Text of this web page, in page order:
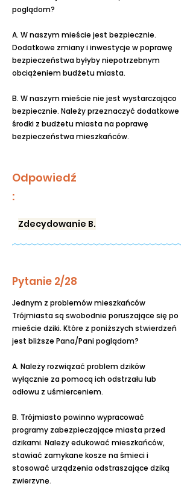
poglądom?
A. W naszym mieście jest bezpiecznie.
Dodatkowe zmiany i inwestycje w poprawę
bezpieczeństwa byłyby niepotrzebnym
obciążeniem budżetu miasta.
B. W naszym mieście nie jest wystarczająco
bezpiecznie. Należy przeznaczyć dodatkowe
środki z budżetu miasta na poprawę
bezpieczeństwa mieszkańców.
Odpowiedź
:
Zdecydowanie B.
Pytanie 2/28
Jednym z problemów mieszkańców
Trójmiasta są swobodnie poruszające się po
mieście dziki. Które z poniższych stwierdzeń
jest bliższe Pana/Pani poglądom?
A. Należy rozwiązać problem dzików
wyłącznie za pomocą ich odstrzału lub
odłowu z uśmierceniem.
B. Trójmiasto powinno wypracować
programy zabezpieczające miasta przed
dzikami. Należy edukować mieszkańców,
stawiać zamykane kosze na śmieci i
stosować urządzenia odstraszające dziką
zwierzynę.